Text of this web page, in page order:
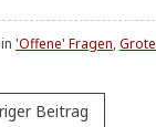
'Offene' Fragen,
Beitrag